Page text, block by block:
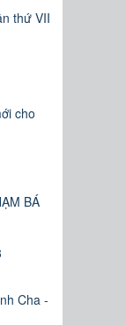
thứ VII
cho
BÁ
Cha -